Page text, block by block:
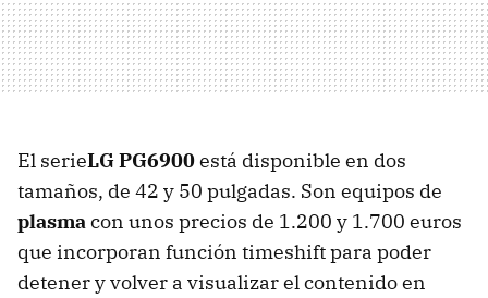
El serieLG PG6900está disponible en dos
tamaños, de 42 y 50 pulgadas. Son equipos de
plasma con unos precios de 1.200 y 1.700 euros
que incorporan función timeshift para poder
detener y volver a visualizar el contenido en